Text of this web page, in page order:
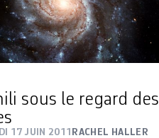
sous le regard des
17 JUIN 2011 RACHEL HALLER